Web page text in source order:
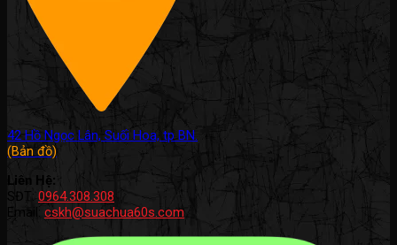
42 Hồ Ngọc Lân, Suối Hoa, tp BN.
(Bản đồ)
Liên Hệ:
SĐT: 0964.308.308
Email: cskh@suachua60s.com